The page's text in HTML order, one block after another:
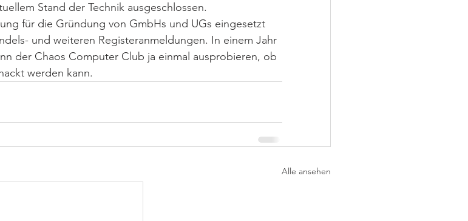
Stand der Technik ausgeschlossen.
für die Gründung von GmbHs und UGs eingesetzt
und weiteren Registeranmeldungen. In einem Jahr
der Chaos Computer Club ja einmal ausprobieren, ob
werden kann.
Alle ansehen